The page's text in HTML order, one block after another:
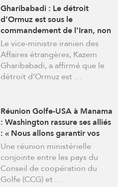
Gharibabadi : Le détroit
d’Ormuz est sous le
commandement de l’Iran, non
sous celui du Centcom
Le vice-ministre iranien des
Affaires étrangères, Kazem
Gharibabadi, a affirmé que le
détroit d’Ormuz est …
Réunion Golfe-USA à Manama
: Washington rassure ses alliés
: « Nous allons garantir vos
intérêts »
Une réunion ministérielle
conjointe entre les pays du
Conseil de coopération du
Golfe (CCG) et …